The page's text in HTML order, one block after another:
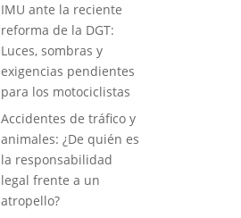
IMU ante la reciente
reforma de la DGT:
Luces, sombras y
exigencias pendientes
para los motociclistas
Accidentes de tráfico y
animales: ¿De quién es
la responsabilidad
legal frente a un
atropello?